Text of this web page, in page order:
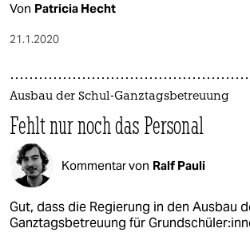
Von Patricia Hecht
21.1.2020
Ausbau der Schul-Ganztagsbetreuung
Fehlt nur noch das Personal
Kommentar von Ralf Pauli
Gut, dass die Regierung in den Ausbau
Ganztagsbetreuung für